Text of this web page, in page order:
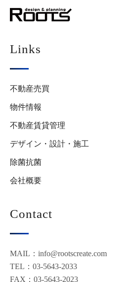
Links
不動産売買
物件情報
不動産賃貸管理
デザイン・設計・施工
除菌抗菌
会社概要
Contact
MAIL：info@rootscreate.com
TEL：03-5643-2033
FAX：03-5643-2023